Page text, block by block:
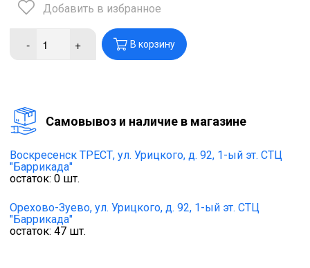
Добавить в избранное
- + В корзину
Cамовывоз и наличие в магазине
Воскресенск ТРЕСТ, ул. Урицкого, д. 92, 1-ый эт. СТЦ
"Баррикада"
остаток: 0 шт.
Орехово-Зуево, ул. Урицкого, д. 92, 1-ый эт. СТЦ
"Баррикада"
остаток: 47 шт.